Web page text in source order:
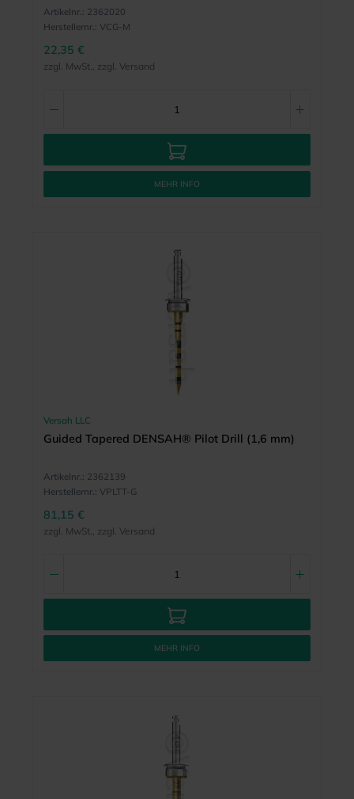
Artikelnr.: 2362020
Herstellernr.: VCG-M
22,35 €
zzgl. MwSt., zzgl. Versand
MEHR INFO
Versah LLC
Guided Tapered DENSAH® Pilot Drill (1,6 mm)
Artikelnr.: 2362139
Herstellernr.: VPLTT-G
81,15 €
zzgl. MwSt., zzgl. Versand
MEHR INFO